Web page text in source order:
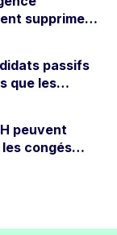
supprimer
passifs
que les
peuvent
congés